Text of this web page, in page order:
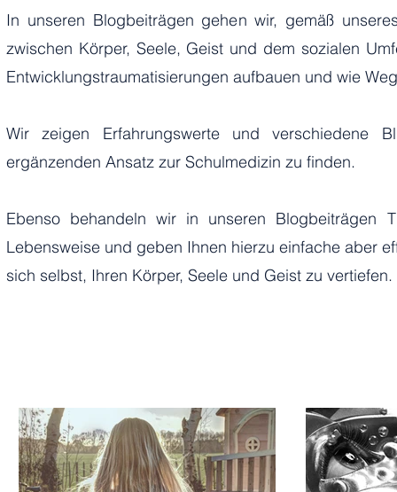
In unseren Blogbeiträgen gehen wir, gemäß
zwischen Körper, Seele, Geist und dem sozialen
Entwicklungstraumatisierungen aufbauen und wie
Wir zeigen Erfahrungswerte und verschiedene
ergänzenden Ansatz zur Schulmedizin zu finden.
Ebenso behandeln wir in unseren Blogbeiträgen
Lebensweise und geben Ihnen hierzu einfache aber
sich selbst, Ihren Körper, Seele und Geist zu vertiefen.